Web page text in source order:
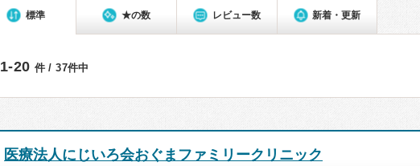
標準 ★の数 レビュー数 新着・更新
1-20 件 / 37件中
医療法人にじいろ会おぐまファミリークリニック